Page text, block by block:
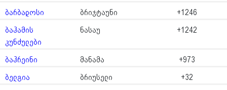
ბარბადოსი
ბრიჯტაუნი
+1246
ბაჰამის
კუნძულები
ნასაუ +1242
ბაჰრეინი მანამა
+973
ბელგია
ბრიუსელი
+32